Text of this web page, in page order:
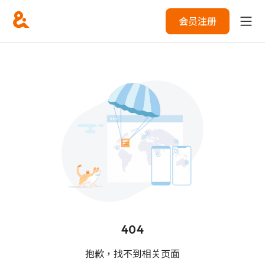
会员注册
404
抱歉，找不到相关页面